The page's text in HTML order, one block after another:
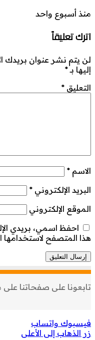
منذ أسبوع واحد
اترك تعليقاً
لن يتم نشر عنوان بريدك
إليها بـ*
التعليق *
الاسم *
البريد الإلكتروني *
الموقع الإلكتروني
احفظ اسمي، بريدي
هذا المتصفح لاستخدامها
تابعونا على صفحاتنا على
فيسبوك واتساب
زر الذهاب إلى الأعلى